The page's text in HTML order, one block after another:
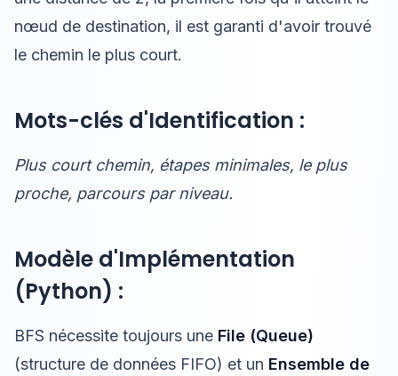
nœud de destination, il est garanti d'avoir trouvé
le chemin le plus court.
Mots-clés d'Identification :
Plus court chemin, étapes minimales, le plus
proche, parcours par niveau.
Modèle d'Implémentation
(Python) :
BFS nécessite toujours une File (Queue)
(structure de données FIFO) et un Ensemble de